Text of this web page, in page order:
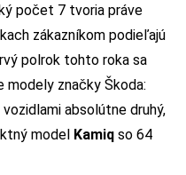
počet 7 tvoria práve
zákazníkom podieľajú
polrok tohto roka sa
modely značky Škoda:
absolútne druhý,
model Kamiq so 64